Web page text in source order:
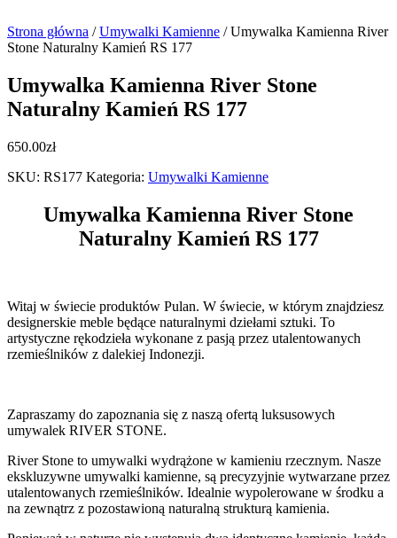
Strona główna /Umywalki Kamienne / Umywalka Kamienna River
Stone Naturalny Kamień RS 177
Umywalka Kamienna River Stone
Naturalny Kamień RS 177
650.00zł
SKU: RS177 Kategoria: Umywalki Kamienne
Umywalka Kamienna River Stone
Naturalny Kamień RS 177
Witaj w świecie produktów Pulan. W świecie, w którym znajdziesz
designerskie meble będące naturalnymi dziełami sztuki. To
artystyczne rękodzieła wykonane z pasją przez utalentowanych
rzemieślników z dalekiej Indonezji.
Zapraszamy do zapoznania się z naszą ofertą luksusowych
umywalek RIVER STONE.
River Stone to umywalki wydrążone w kamieniu rzecznym. Nasze
ekskluzywne umywalki kamienne, są precyzyjnie wytwarzane przez
utalentowanych rzemieślników. Idealnie wypolerowane w środku a
na zewnątrz z pozostawioną naturalną strukturą kamienia.